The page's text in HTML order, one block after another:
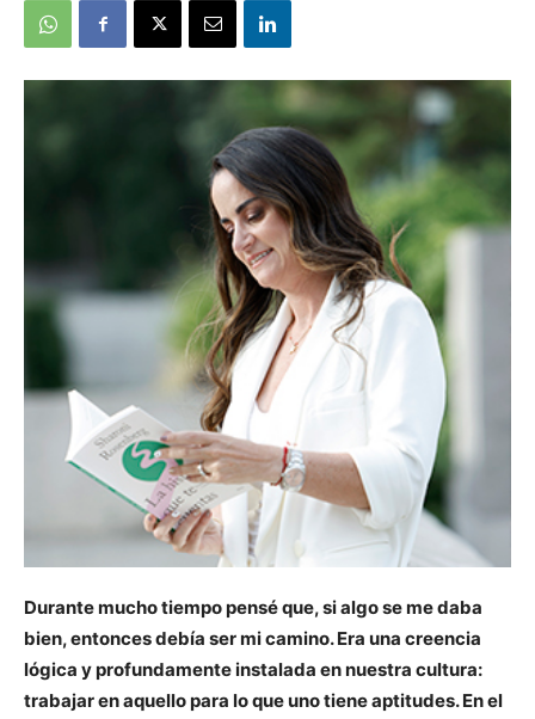
Durante mucho tiempo pensé que, si algo se me daba
bien, entonces debía ser mi camino. Era una creencia
lógica y profundamente instalada en nuestra cultura:
trabajar en aquello para lo que uno tiene aptitudes. En el